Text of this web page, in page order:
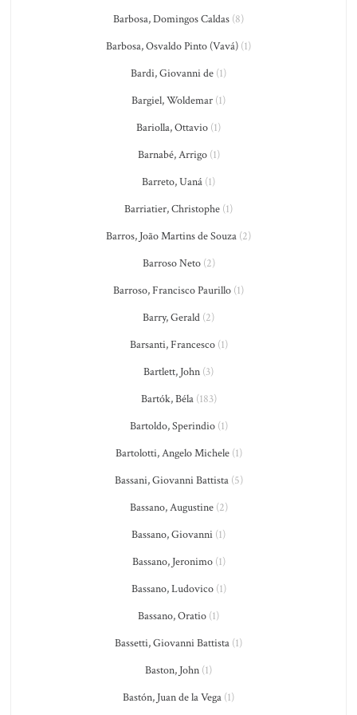
Barbosa, Domingos Caldas (8)
Barbosa, Osvaldo Pinto (Vavá) (1)
Bardi, Giovanni de (1)
Bargiel, Woldemar (1)
Bariolla, Ottavio (1)
Barnabé, Arrigo(1)
Barreto, Uaná (1)
Barriatier, Christophe (1)
Barros, João Martins de Souza (2)
Barroso Neto(2)
Barroso, Francisco Paurillo (1)
Barry, Gerald (2)
Barsanti, Francesco(1)
Bartlett, John (3)
Bartók, Béla(183)
Bartoldo, Sperindio(1)
Bartolotti, Angelo Michele(1)
Bassani, Giovanni Battista(5)
Bassano, Augustine(2)
Bassano, Giovanni (1)
Bassano, Jeronimo(1)
Bassano, Ludovico(1)
Bassano, Oratio (1)
Bassetti, Giovanni Battista (1)
Baston, John (1)
Bastón, Juan de la Vega (1)